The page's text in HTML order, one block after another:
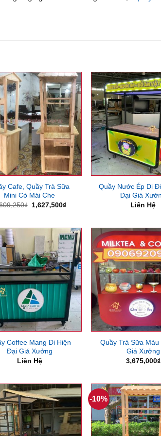
Cafe, Quầy Trà Sữa
Mini Có Mái Che
₫ Giá
1,627,500₫Giá
1,627,500₫.
Quầy Nước Ép Di
Đại Giá
Liên Hệ
Coffee Mang Đi Hiện
Đại Giá Xưởng
Liên Hệ
Quầy Trà Sữa
Giá Xưởng
3,675,000₫
-10%